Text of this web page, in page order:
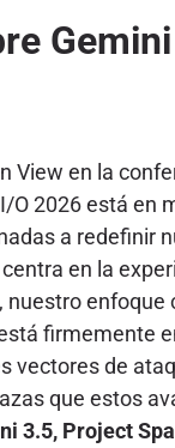
View en la
O 2026 está en
a redefinir
en la
firmemente
vectores de
que estos
3.5, Project